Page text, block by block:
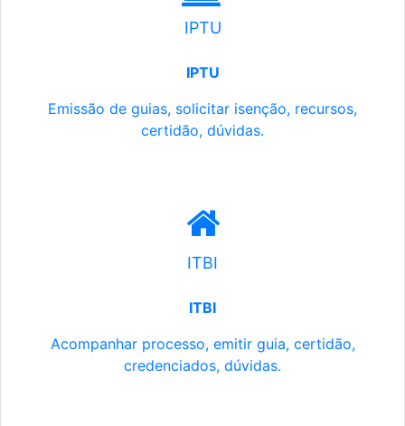
IPTU
IPTU
Emissão de guias, solicitar isenção, recursos,
certidão, dúvidas.
ITBI
ITBI
Acompanhar processo, emitir guia, certidão,
credenciados, dúvidas.